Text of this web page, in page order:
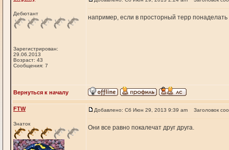
Дебютант
Зарегистрирован:
29.06.2013
Возраст: 43
Сообщения: 7
например, если в просторный терр понаделать
Вернуться к началу
FTW
Знаток
Добавлено: Сб Июн 29, 2013 9:39 am Заголовок
Они все равно покалечат друг друга.